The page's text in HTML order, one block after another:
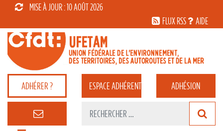
MISE À JOUR : 10 AOÛT 2026
FLUX RSS
AIDE
ADHÉRER ? ESPACEADHÉRENT ADHÉSION